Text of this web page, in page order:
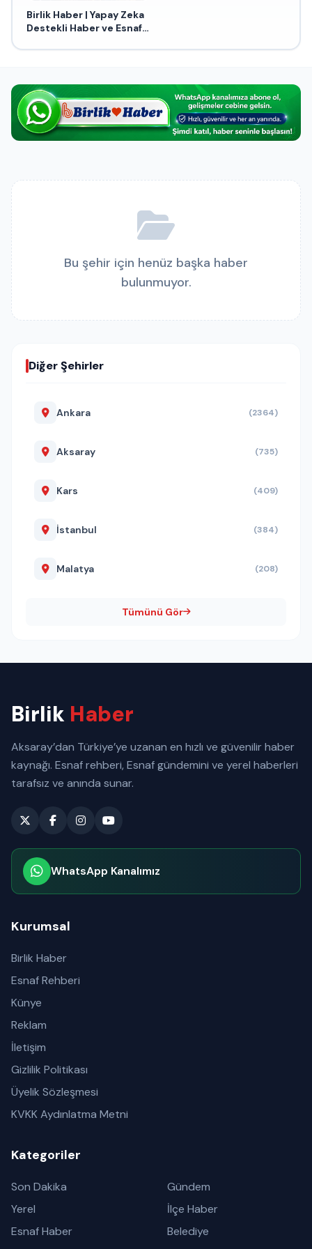
Birlik Haber | Yapay Zeka
Destekli Haber ve Esnaf
Bu şehir için henüz başka haber
bulunmuyor.
Diğer Şehirler
Ankara (2364)
Aksaray (735)
Kars (409)
İstanbul (384)
Malatya (208)
Tümünü Gör
Birlik Haber
Aksaray’dan Türkiye’ye uzanan en hızlı ve güvenilir haber
kaynağı. Esnaf rehberi, Esnaf gündemini ve yerel haberleri
tarafsız ve anında sunar.
WhatsApp Kanalımız
Kurumsal
Birlik Haber
Esnaf Rehberi
Künye
Reklam
İletişim
Gizlilik Politikası
Üyelik Sözleşmesi
KVKK Aydınlatma Metni
Kategoriler
Son Dakika
Gündem
Yerel
İlçe Haber
Esnaf Haber
Belediye